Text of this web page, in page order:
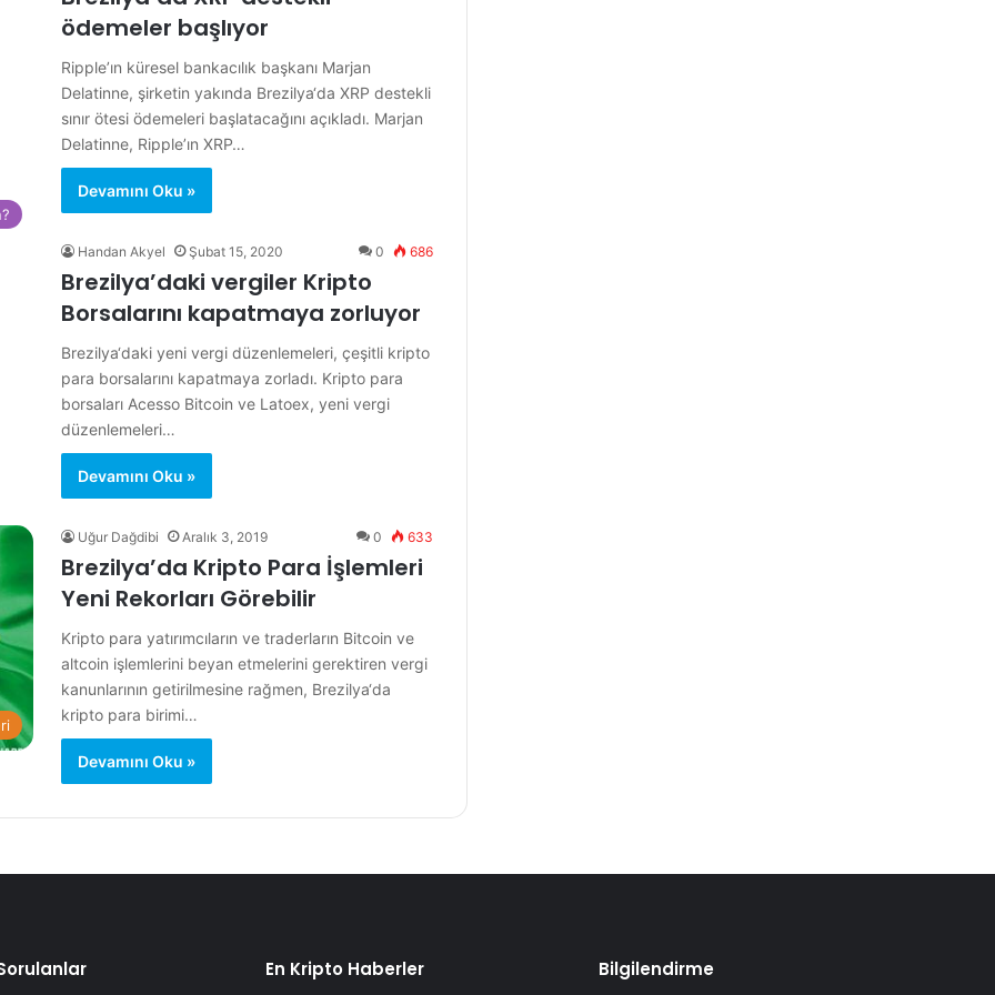
ödemeler başlıyor
Ripple’ın küresel bankacılık başkanı Marjan
Delatinne, şirketin yakında Brezilya‘da XRP destekli
sınır ötesi ödemeleri başlatacağını açıkladı. Marjan
Delatinne, Ripple’ın XRP…
Devamını Oku »
Handan Akyel Şubat 15, 2020 0 686
Brezilya’daki vergiler Kripto
Borsalarını kapatmaya zorluyor
Brezilya‘daki yeni vergi düzenlemeleri, çeşitli kripto
para borsalarını kapatmaya zorladı. Kripto para
borsaları Acesso Bitcoin ve Latoex, yeni vergi
düzenlemeleri…
Devamını Oku »
Uğur Dağdibi Aralık 3, 2019 0 633
Brezilya’da Kripto Para İşlemleri
Yeni Rekorları Görebilir
Kripto para yatırımcıların ve traderların Bitcoin ve
altcoin işlemlerini beyan etmelerini gerektiren vergi
kanunlarının getirilmesine rağmen, Brezilya‘da
kripto para birimi…
Devamını Oku »
En Kripto Haberler Bilgilendirme